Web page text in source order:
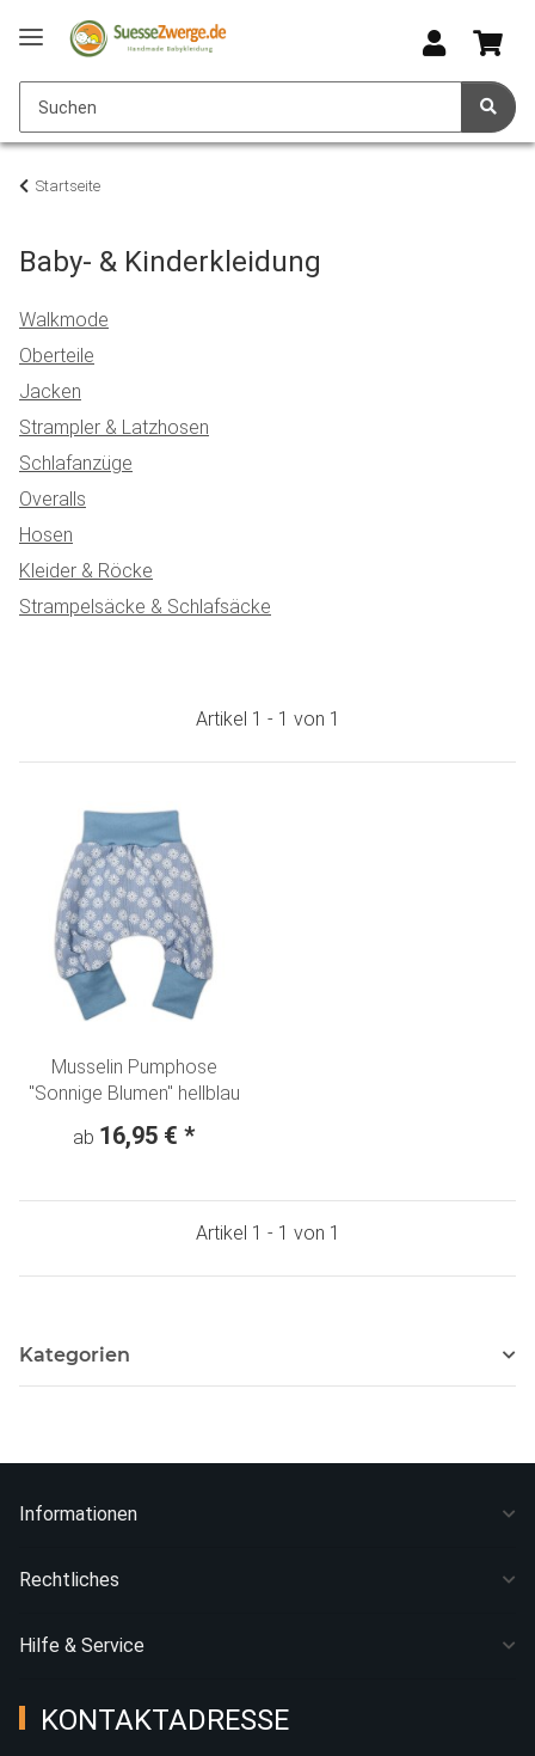
Startseite
Baby- & Kinderkleidung
Walkmode
Oberteile
Jacken
Strampler & Latzhosen
Schlafanzüge
Overalls
Hosen
Kleider & Röcke
Strampelsäcke & Schlafsäcke
Artikel 1 - 1 von 1
Musselin Pumphose
"Sonnige Blumen" hellblau
ab 16,95 € *
Artikel 1 - 1 von 1
Kategorien
Informationen
Rechtliches
Hilfe & Service
KONTAKTADRESSE